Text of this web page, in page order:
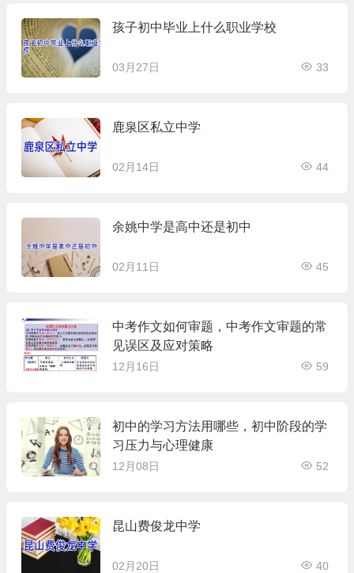
孩子初中毕业上什么职业学校
03月27日 33
鹿泉区私立中学
02月14日 44
余姚中学是高中还是初中
02月11日 45
中考作文如何审题，中考作文审题的常
见误区及应对策略
12月16日 59
初中的学习方法用哪些，初中阶段的学
习压力与心理健康
12月08日 52
昆山费俊龙中学
02月20日 40